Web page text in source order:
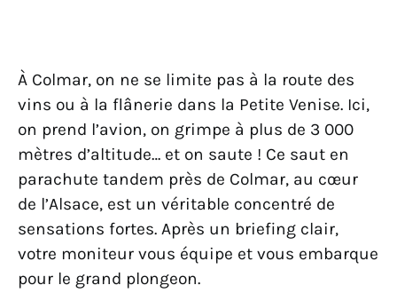
À Colmar, on ne se limite pas à la route des
vins ou à la flânerie dans la Petite Venise. Ici,
on prend l’avion, on grimpe à plus de 3 000
mètres d’altitude… et on saute ! Ce saut en
parachute tandem près de Colmar, au cœur
de l’Alsace, est un véritable concentré de
sensations fortes. Après un briefing clair,
votre moniteur vous équipe et vous embarque
pour le grand plongeon.